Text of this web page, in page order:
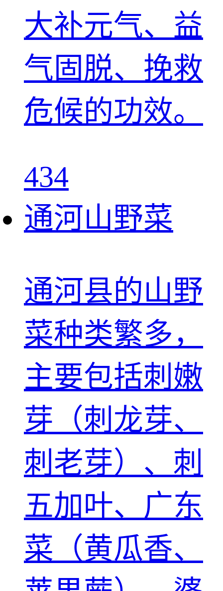
大补元气、益
气固脱、挽救
危候的功效。
434
通河山野菜
通河县的山野
菜种类繁多，
主要包括刺嫩
芽（刺龙芽、
刺老芽）、刺
五加叶、广东
菜（黄瓜香、